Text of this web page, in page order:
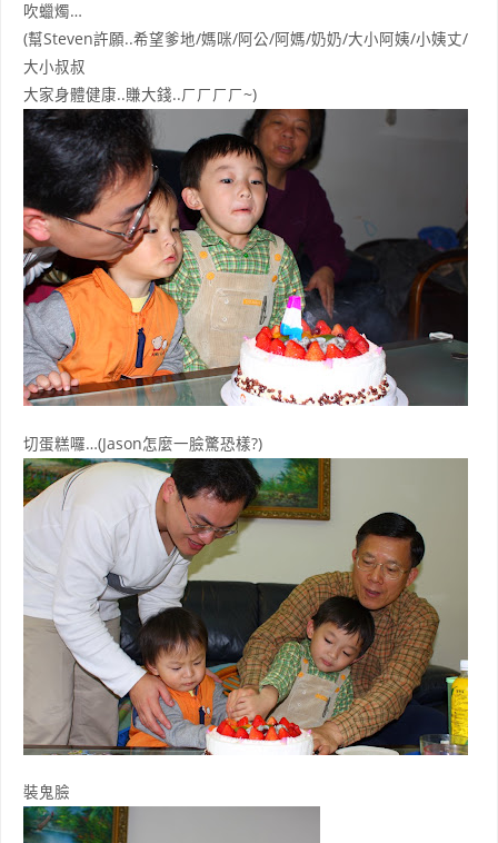
吹蠟燭…
(幫Steven許願..希望爹地/媽咪/阿公/阿媽/奶奶/大小阿姨/小姨丈/
大小叔叔
大家身體健康..賺大錢..ㄏㄏㄏㄏ~)
切蛋糕囉…(Jason怎麼一臉驚恐樣?)
裝鬼臉